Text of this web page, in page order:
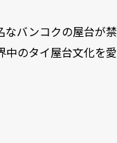
なバンコクの屋台が禁
中のタイ屋台文化を愛